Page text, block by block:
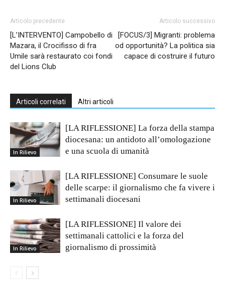
Articolo precedente
[L’INTERVENTO] Campobello di
Mazara, il Crocifisso di fra
Umile sarà restaurato coi fondi
del Lions Club
Articolo successivo
[FOCUS/3] Migranti: problema
od opportunità? La politica sia
capace di costruire il futuro
Articoli correlati Altri articoli
In Rilievo
[LA RIFLESSIONE] La forza della stampa
diocesana: un antidoto all’omologazione
e una scuola di umanità
In Rilievo
[LA RIFLESSIONE] Consumare le suole
delle scarpe: il giornalismo che fa vivere i
settimanali diocesani
In Rilievo
[LA RIFLESSIONE] Il valore dei
settimanali cattolici e la forza del
giornalismo di prossimità